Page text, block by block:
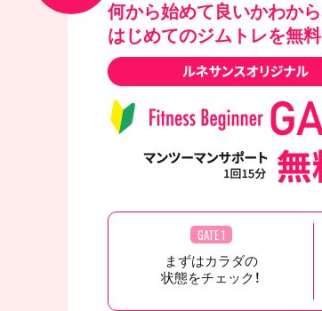
何から始めて良いかわか
はじめてのジムトレを無料
GATE 1
まずはカラダの
状態をチェック！